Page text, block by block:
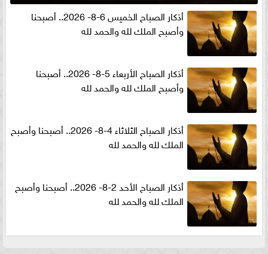
أذكار الصباح الخميس 6-8- 2026.. أصبحنا
وأصبح الملك لله والحمد لله
أذكار الصباح الأربعاء 5-8- 2026.. أصبحنا
وأصبح الملك لله والحمد لله
أذكار الصباح الثلاثاء 4-8- 2026.. أصبحنا وأصبح
الملك لله والحمد لله
أذكار الصباح الأحد 2-8- 2026.. أصبحنا وأصبح
الملك لله والحمد لله